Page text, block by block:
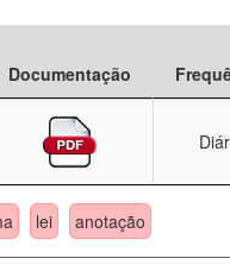
Documentação
lei anotação